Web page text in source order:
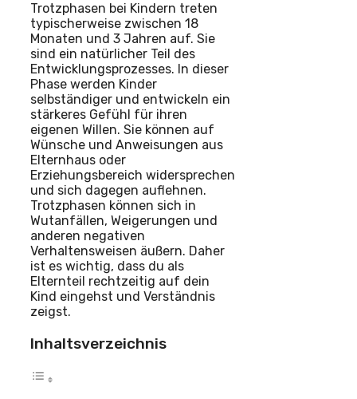
Trotzphasen bei Kindern treten
typischerweise zwischen 18
Monaten und 3 Jahren auf. Sie
sind ein natürlicher Teil des
Entwicklungsprozesses. In dieser
Phase werden Kinder
selbständiger und entwickeln ein
stärkeres Gefühl für ihren
eigenen Willen. Sie können auf
Wünsche und Anweisungen aus
Elternhaus oder
Erziehungsbereich widersprechen
und sich dagegen auflehnen.
Trotzphasen können sich in
Wutanfällen, Weigerungen und
anderen negativen
Verhaltensweisen äußern. Daher
ist es wichtig, dass du als
Elternteil rechtzeitig auf dein
Kind eingehst und Verständnis
zeigst.
Inhaltsverzeichnis